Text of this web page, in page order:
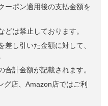
ーポン適用後の支払金額を
どは禁止しております。
し引いた金額に対して、
計金額が記載されます。
グ店、Amazon店ではご利